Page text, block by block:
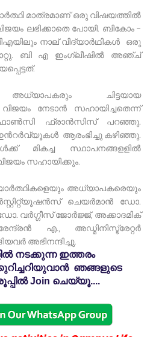
മാത്രമാണ് ഒരു വിഷയത്തിൽ
ലഭിക്കാതെ പോയി. ബികോം -
നാല് വിദ്യാർഥികൾ ഒരു
ബി എ ഇംഗ്ലീഷിൽ അഞ്ച്
ചിട്ടയായ
നേടാൻ സഹായിച്ചതെന്ന്
ഫ്രാൻസിസ് പറഞ്ഞു.
ആരംഭിച്ചു കഴിഞ്ഞു.
മികച്ച സ്ഥാപനങ്ങളളിൽ
സഹായിക്കും.
അധ്യാപകരെയും
ചെയർമാൻ ഡോ.
വർഗ്ഗീസ് ജോർജ്ജ്, അക്കാദമിക്
എ., അഡ്മിനിസ്ട്രേറ്റർ
അഭിനന്ദിച്ചു.
നടക്കുന്ന ഇത്തരം
ഞങ്ങളുടെ
Join ചെയ്യൂ....